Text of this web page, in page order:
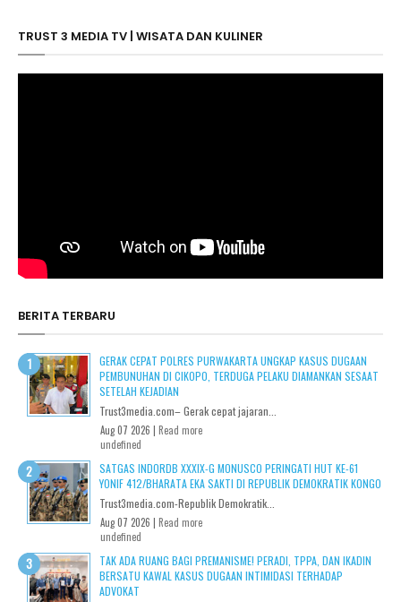
TRUST 3 MEDIA TV | WISATA DAN KULINER
BERITA TERBARU
GERAK CEPAT POLRES PURWAKARTA UNGKAP KASUS DUGAAN
PEMBUNUHAN DI CIKOPO, TERDUGA PELAKU DIAMANKAN SESAAT
SETELAH KEJADIAN
Trust3media.com– Gerak cepat jajaran...
Aug 07 2026 | Read more
undefined
SATGAS INDORDB XXXIX-G MONUSCO PERINGATI HUT KE-61
YONIF 412/BHARATA EKA SAKTI DI REPUBLIK DEMOKRATIK KONGO
Trust3media.com-Republik Demokratik...
Aug 07 2026 | Read more
undefined
TAK ADA RUANG BAGI PREMANISME! PERADI, TPPA, DAN IKADIN
BERSATU KAWAL KASUS DUGAAN INTIMIDASI TERHADAP
ADVOKAT